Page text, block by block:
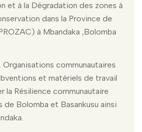
et à la Dégradation des zones à
dans la Province de
à Mbandaka ,Bolomba
Organisations communautaires
et matériels de travail
la Résilience communautaire
Bolomba et Basankusu ainsi